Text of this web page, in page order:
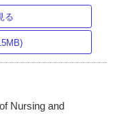
る
Nursing and